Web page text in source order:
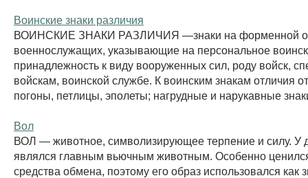
Воинские знаки различия
ВОИНСКИЕ ЗНАКИ РАЗЛИЧИЯ —знаки на форменной
военнослужащих, указывающие на персональное
принадлежность к виду вооруженных сил, роду войск,
войскам, воинской службе. К воинским знакам отличия
погоны, петлицы, эполеты; нагрудные и нарукавные
Вол
ВОЛ — животное, символизирующее терпение и силу. У
являлся главным вьючным животным. Особенно
средства обмена, поэтому его образ использовался как